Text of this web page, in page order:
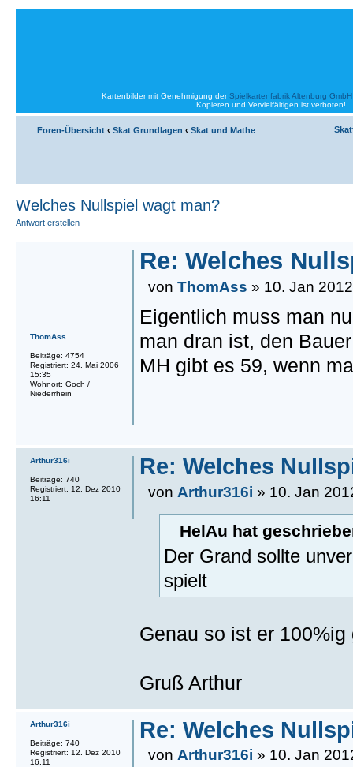
Kartenbilder mit Genehmigung derSpielkartenfabrik Altenburg GmbH
Kopieren und Vervielfältigen ist verboten!
Foren-Übersicht ‹ Skat Grundlagen ‹ Skat und Mathe
Welches Nullspiel wagt man?
Antwort erstellen
Re: Welches
vonThomAss » 10. Jan
Eigentlich muss man
man dran ist, den
MH gibt es 59, wenn
ThomAss
Beiträge: 4754
Registriert: 24. Mai 2006
15:35
Wohnort: Goch /
Niederrhein
Re: Welches
von Arthur316i » 10. Jan
HelAu hat
Der Grand sollte
spielt
Genau so ist er 100%ig
Gruß Arthur
Arthur316i
Beiträge: 740
Registriert: 12. Dez 2010
16:11
Re: Welches
von Arthur316i » 10. Jan
Arthur316i
Beiträge: 740
Registriert: 12. Dez 2010
16:11